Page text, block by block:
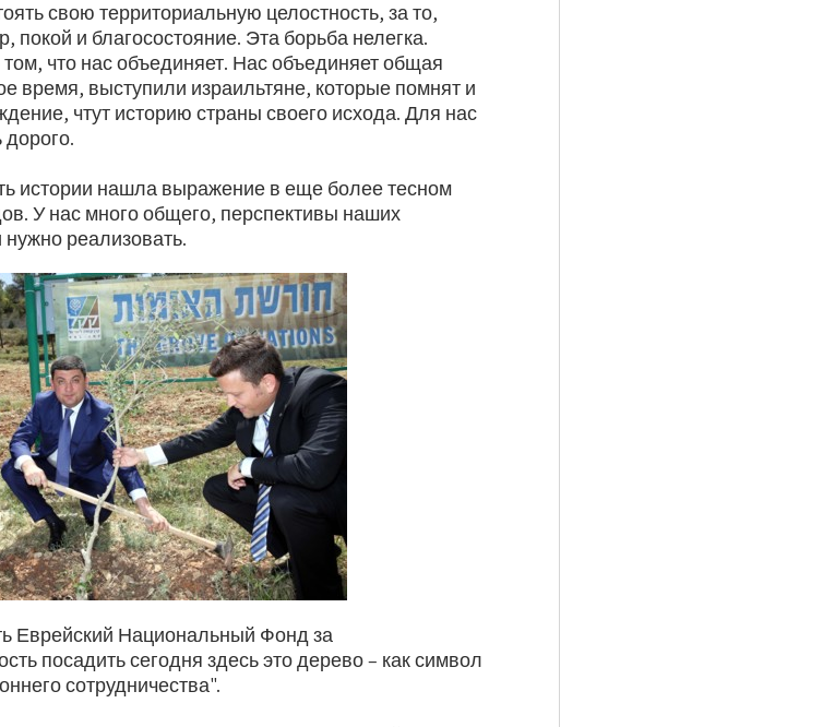
свою территориальную целостность, за то,
и благосостояние. Эта борьба нелегка.
что нас объединяет. Нас объединяет общая
время, выступили израильтяне, которые помнят и
чтут историю страны своего исхода. Для нас
дорого.
истории нашла выражение в еще более тесном
У нас много общего, перспективы наших
реализовать.
Еврейский Национальный Фонд за
посадить сегодня здесь это дерево – как символ
сотрудничества".